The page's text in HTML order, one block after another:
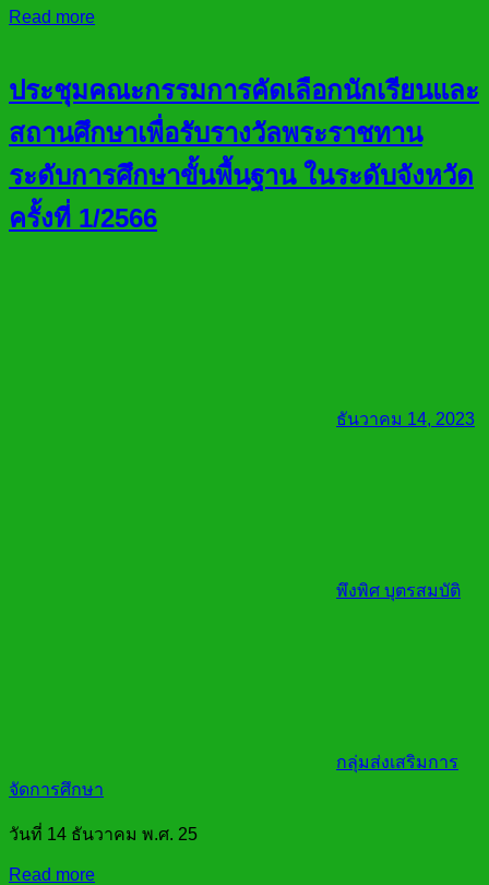
Read more
ประชุมคณะกรรมการคัดเลือกนักเรียนและ
สถานศึกษาเพื่อรับรางวัลพระราชทาน
ระดับการศึกษาขั้นพื้นฐาน ในระดับจังหวัด
ครั้งที่ 1/2566
ธันวาคม 14, 2023
พึงพิศ บุตรสมบัติ
กลุ่มส่งเสริมการ
จัดการศึกษา
วันที่ 14 ธันวาคม พ.ศ. 25
Read more